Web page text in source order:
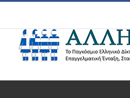
content